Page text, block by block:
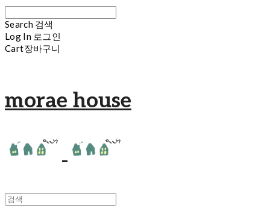
Search 검색
Log In 로그인
Cart장바구니
morae house